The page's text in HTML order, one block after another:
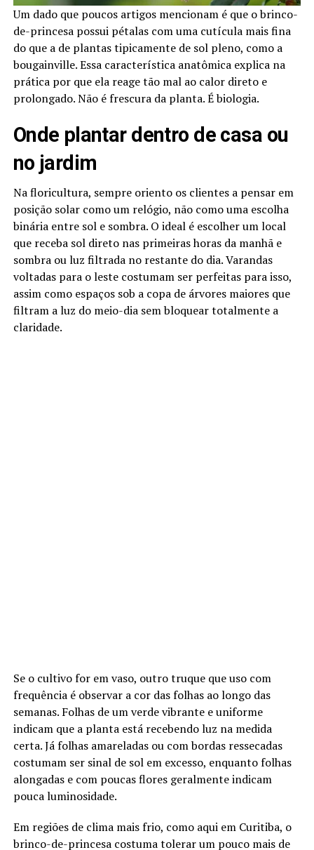
Um dado que poucos artigos mencionam é que o brinco-
de-princesa possui pétalas com uma cutícula mais fina
do que a de plantas tipicamente de sol pleno, como a
bougainville. Essa característica anatômica explica na
prática por que ela reage tão mal ao calor direto e
prolongado. Não é frescura da planta. É biologia.
Onde plantar dentro de casa ou
no jardim
Na floricultura, sempre oriento os clientes a pensar em
posição solar como um relógio, não como uma escolha
binária entre sol e sombra. O ideal é escolher um local
que receba sol direto nas primeiras horas da manhã e
sombra ou luz filtrada no restante do dia. Varandas
voltadas para o leste costumam ser perfeitas para isso,
assim como espaços sob a copa de árvores maiores que
filtram a luz do meio-dia sem bloquear totalmente a
claridade.
Se o cultivo for em vaso, outro truque que uso com
frequência é observar a cor das folhas ao longo das
semanas. Folhas de um verde vibrante e uniforme
indicam que a planta está recebendo luz na medida
certa. Já folhas amareladas ou com bordas ressecadas
costumam ser sinal de sol em excesso, enquanto folhas
alongadas e com poucas flores geralmente indicam
pouca luminosidade.
Em regiões de clima mais frio, como aqui em Curitiba, o
brinco-de-princesa costuma tolerar um pouco mais de